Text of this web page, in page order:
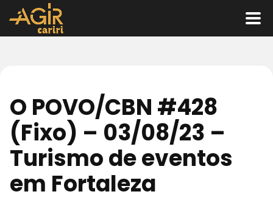
O POVO/CBN #428
(Fixo) – 03/08/23 –
Turismo de eventos
em Fortaleza